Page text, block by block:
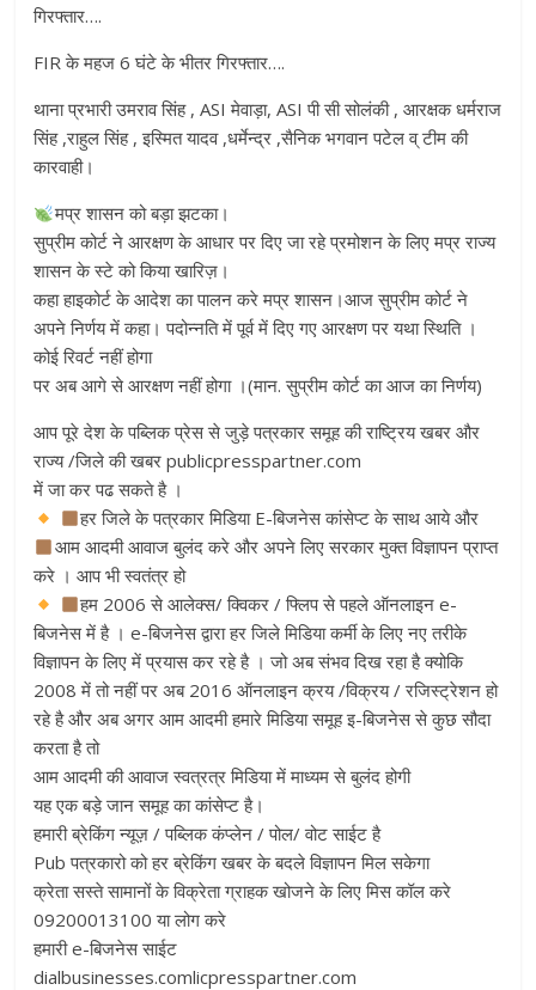
गिरफ्तार….
FIR के महज 6 घंटे के भीतर गिरफ्तार….
थाना प्रभारी उमराव सिंह , ASI मेवाड़ा, ASI पी सी सोलंकी , आरक्षक धर्मराज
सिंह ,राहुल सिंह , इस्मित यादव ,धर्मेन्द्र ,सैनिक भगवान पटेल व् टीम की
कारवाही।
मप्र शासन को बड़ा झटका।
सुप्रीम कोर्ट ने आरक्षण के आधार पर दिए जा रहे प्रमोशन के लिए मप्र राज्य
शासन के स्टे को किया खारिज़।
कहा हाइकोर्ट के आदेश का पालन करे मप्र शासन।आज सुप्रीम कोर्ट ने
अपने निर्णय में कहा। पदोन्नति में पूर्व में दिए गए आरक्षण पर यथा स्थिति ।
कोई रिवर्ट नहीं होगा
पर अब आगे से आरक्षण नहीं होगा ।(मान. सुप्रीम कोर्ट का आज का निर्णय)
आप पूरे देश के पब्लिक प्रेस से जुड़े पत्रकार समूह की राष्ट्रिय खबर और
राज्य /जिले की खबर publicpresspartner.com
में जा कर पढ सकते है ।
हर जिले के पत्रकार मिडिया E-बिजनेस कांसेप्ट के साथ आये और
आम आदमी आवाज बुलंद करे और अपने लिए सरकार मुक्त विज्ञापन प्राप्त
करे । आप भी स्वतंत्र हो
हम 2006 से आलेक्स/ क्विकर / फ्लिप से पहले ऑनलाइन e-
बिजनेस में है । e-बिजनेस द्वारा हर जिले मिडिया कर्मी के लिए नए तरीके
विज्ञापन के लिए में प्रयास कर रहे है । जो अब संभव दिख रहा है क्योकि
2008 में तो नहीं पर अब 2016 ऑनलाइन क्रय /विक्रय / रजिस्ट्रेशन हो
रहे है और अब अगर आम आदमी हमारे मिडिया समूह इ-बिजनेस से कुछ सौदा
करता है तो
आम आदमी की आवाज स्वत्रत्र मिडिया में माध्यम से बुलंद होगी
यह एक बड़े जान समूह का कांसेप्ट है।
हमारी ब्रेकिंग न्यूज़ / पब्लिक कंप्लेन / पोल/ वोट साईट है
Pub पत्रकारो को हर ब्रेकिंग खबर के बदले विज्ञापन मिल सकेगा
क्रेता सस्ते सामानों के विक्रेता ग्राहक खोजने के लिए मिस कॉल करे
09200013100 या लोग करे
हमारी e-बिजनेस साईट
dialbusinesses.comlicpresspartner.com